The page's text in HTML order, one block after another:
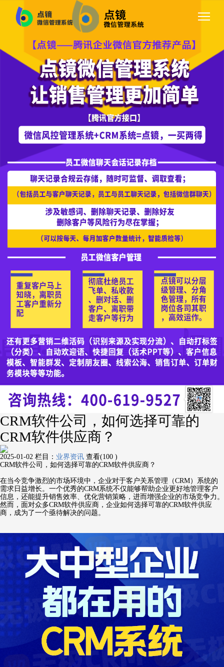
CRM软件公司，如何选择可靠的
CRM软件供应商？
2025-01-02 栏目： 业界资讯 查看(100 )
CRM软件公司，如何选择可靠的CRM软件供应商？
在当今竞争激烈的市场环境中，企业对于客户关系管理（CRM）系统的
需求日益增长。一个优秀的CRM系统不仅能够帮助企业更好地管理客户
信息，还能提升销售效率、优化营销策略，进而增强企业的市场竞争力。
然而，面对众多CRM软件供应商，企业如何选择可靠的CRM软件供应
商，成为了一个亟待解决的问题。